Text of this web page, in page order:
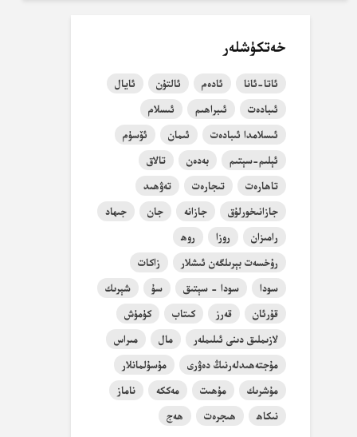
خەتكۈشلەر
ئاتا-ئانا ئادەم ئالتۇن
ئايال
ئىبادەت
ئىبراھىم
ئىسلام
ئىسلامدا ئىبادەت
ئىمان
ئۆسۈم
ئېلىم-سېتىم
بەدەن
تالاق
تاھارەت
تىجارەت
تەۋھىد
جازانىخورلۇق
جازانە جان
جىھاد
رامىزان
روزا
روھ
رۇخسەت بېرىلگەن ئىشلار
زاكات
سودا
سودا - سېتىق سۇ
شېرىك
قۇرئان
قەرز كىتاب
كۈمۈش
لازىملىق دىنى ئىلىملەر
مال
مىراس
مۇجتەھىدلەرنىڭ دەۋرى
مۇسۇلمانلار
مۇشرىك
مۇھىت مەككە
ناماز
نىكاھ
ھىجرەت ھەج